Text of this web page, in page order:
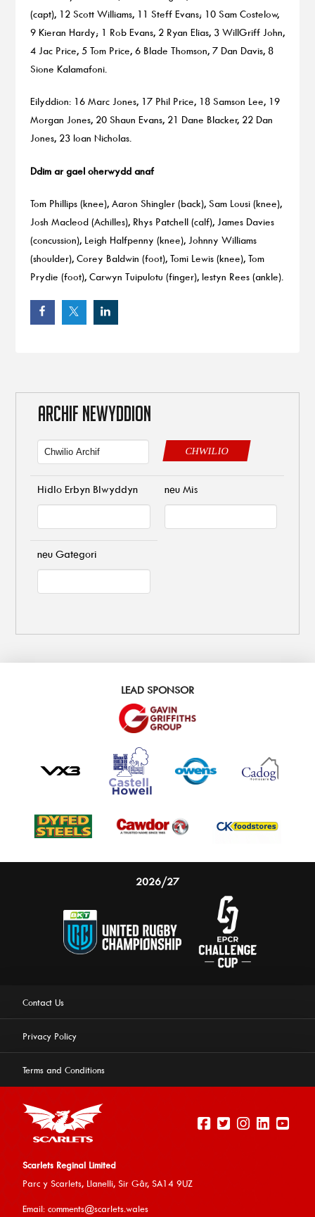
(capt), 12 Scott Williams, 11 Steff Evans; 10 Sam Costelow,
9 Kieran Hardy; 1 Rob Evans, 2 Ryan Elias, 3 WillGriff John,
4 Jac Price, 5 Tom Price, 6 Blade Thomson, 7 Dan Davis, 8
Sione Kalamafoni.
Eilyddion: 16 Marc Jones, 17 Phil Price, 18 Samson Lee, 19
Morgan Jones, 20 Shaun Evans, 21 Dane Blacker, 22 Dan
Jones, 23 Ioan Nicholas.
Ddim ar gael oherwydd anaf
Tom Phillips (knee), Aaron Shingler (back), Sam Lousi (knee),
Josh Macleod (Achilles), Rhys Patchell (calf), James Davies
(concussion), Leigh Halfpenny (knee), Johnny Williams
(shoulder), Corey Baldwin (foot), Tomi Lewis (knee), Tom
Prydie (foot), Carwyn Tuipulotu (finger), Iestyn Rees (ankle).
ARCHIF NEWYDDION
CHWILIO
Hidlo Erbyn Blwyddyn neu Mis
neu Gategori
LEAD SPONSOR
2026/27
Contact Us
Privacy Policy
Terms and Conditions
Scarlets Reginal Limited
Parc y Scarlets, Llanelli, Sir Gâr, SA14 9UZ
Email: comments@scarlets.wales